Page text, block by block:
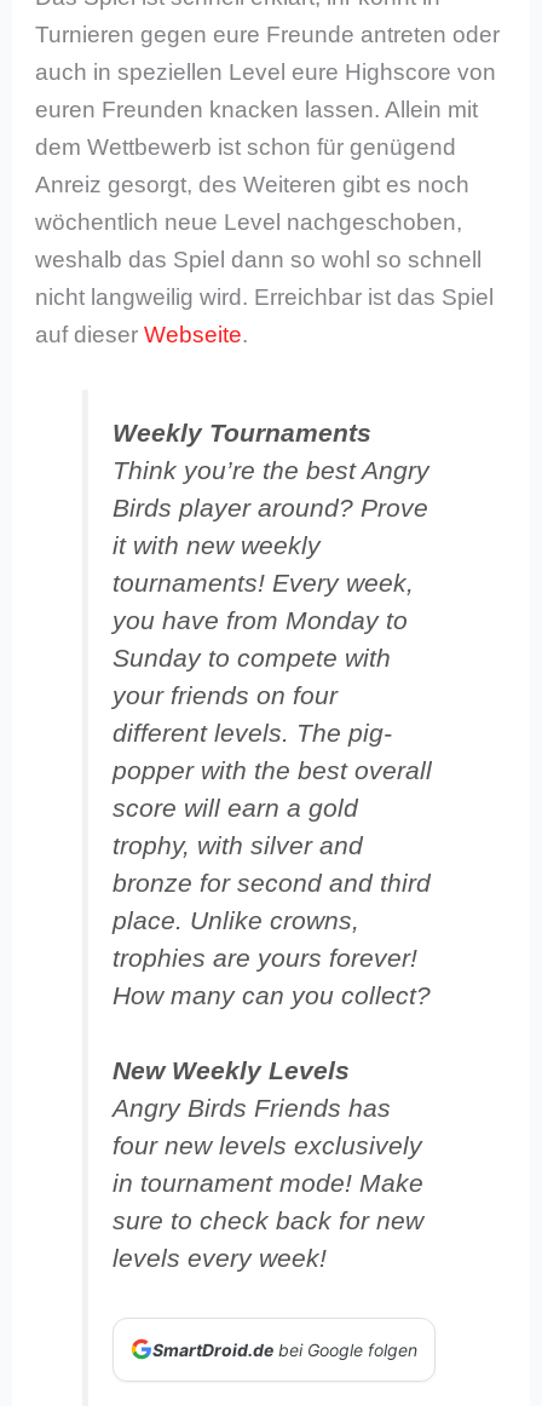
Turnieren gegen eure Freunde antreten oder
auch in speziellen Level eure Highscore von
euren Freunden knacken lassen. Allein mit
dem Wettbewerb ist schon für genügend
Anreiz gesorgt, des Weiteren gibt es noch
wöchentlich neue Level nachgeschoben,
weshalb das Spiel dann so wohl so schnell
nicht langweilig wird. Erreichbar ist das Spiel
auf dieserWebseite.
Weekly Tournaments
Think you’re the best Angry
Birds player around? Prove
it with new weekly
tournaments! Every week,
you have from Monday to
Sunday to compete with
your friends on four
different levels. The pig-
popper with the best overall
score will earn a gold
trophy, with silver and
bronze for second and third
place. Unlike crowns,
trophies are yours forever!
How many can you collect?
New Weekly Levels
Angry Birds Friends has
four new levels exclusively
in tournament mode! Make
sure to check back for new
levels every week!
SmartDroid.debei Google folgen